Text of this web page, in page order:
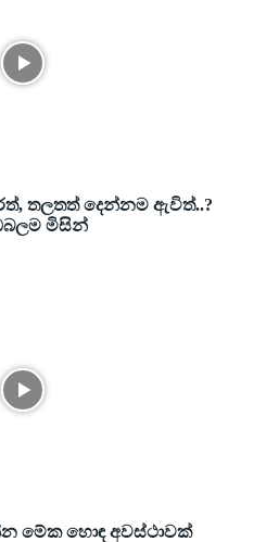
තලතත් දෙන්නම ඇවිත්..?
මිසින්
මේක හොඳ අවස්ථාවක්